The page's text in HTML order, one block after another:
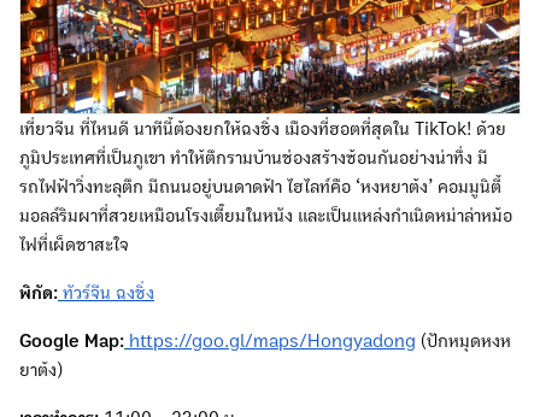
เที่ยวจีน ที่ไหนดี นาทีนี้ต้องยกให้ฉงชิ่ง เมืองที่ฮอตที่สุดใน TikTok! ด้วย
ภูมิประเทศที่เป็นภูเขา ทำให้ตึกรามบ้านช่องสร้างซ้อนกันอย่างน่าทึ่ง มี
รถไฟฟ้าวิ่งทะลุตึก มีถนนอยู่บนดาดฟ้า ไฮไลท์คือ ‘หงหยาต้ง’ คอมมูนิตี้
มอลล์ริมผาที่สวยเหมือนโรงเตี๊ยมในหนัง และเป็นแหล่งกำเนิดหม่าล่าหม้อ
ไฟที่เผ็ดชาสะใจ
พิกัด: ทัวร์จีน ฉงชิ่ง
Google Map: https://goo.gl/maps/Hongyadong (ปักหมุดหงห
ยาต้ง)